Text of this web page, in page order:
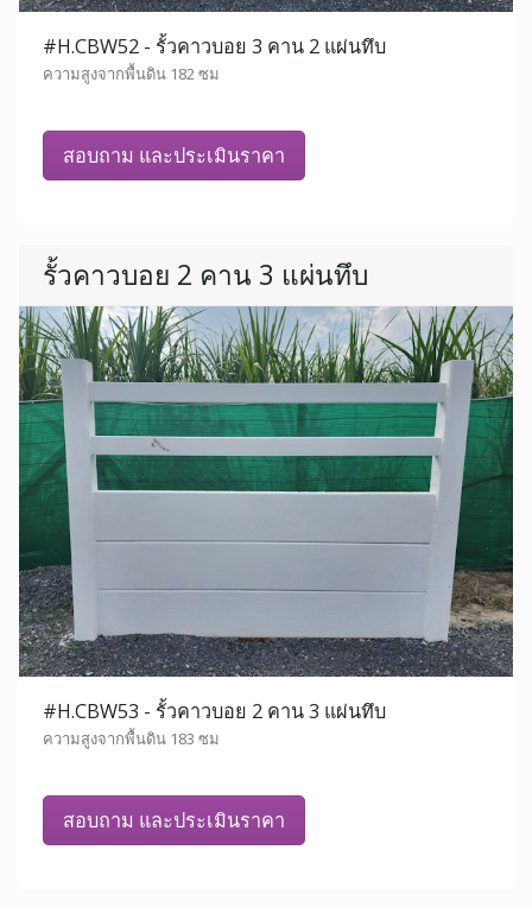
#H.CBW52 - รั้วคาวบอย 3 คาน 2 แผ่นทึบ
ความสูงจากพื้นดิน 182 ซม
สอบถาม และประเมินราคา
รั้วคาวบอย 2 คาน 3 แผ่นทึบ
#H.CBW53 - รั้วคาวบอย 2 คาน 3 แผ่นทึบ
ความสูงจากพื้นดิน 183 ซม
สอบถาม และประเมินราคา